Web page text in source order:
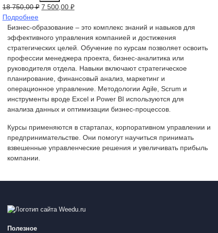
18 750,00₽ Первоначальная
составляла
18
750,00 ₽.
7 500,00 ₽Текущая
7
500,00 ₽.
Подробнее
Бизнес-образование – это комплекс знаний и навыков для
эффективного управления компанией и достижения
стратегических целей. Обучение по курсам позволяет освоить
профессии менеджера проекта, бизнес-аналитика или
руководителя отдела. Навыки включают стратегическое
планирование, финансовый анализ, маркетинг и
операционное управление. Методологии Agile, Scrum и
инструменты вроде Excel и Power BI используются для
анализа данных и оптимизации бизнес-процессов.
Курсы применяются в стартапах, корпоративном управлении и
предпринимательстве. Они помогут научиться принимать
взвешенные управленческие решения и увеличивать прибыль
компании.
Полезное